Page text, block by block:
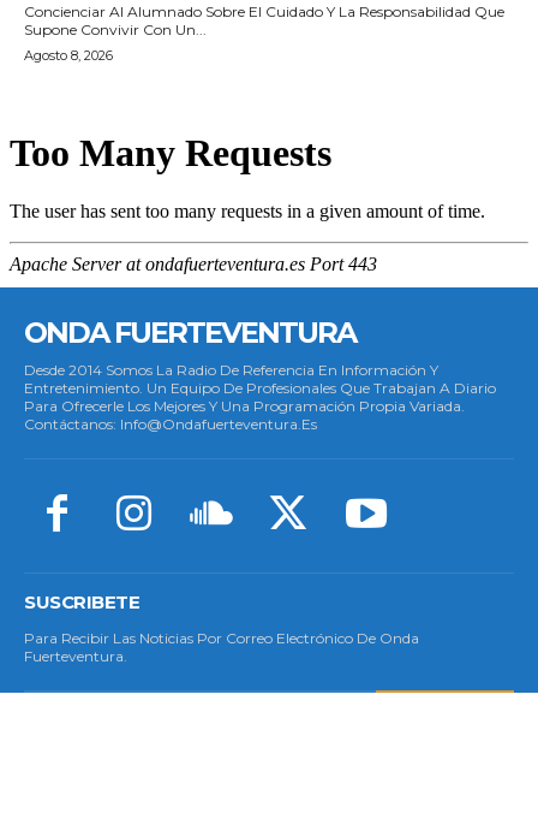
Concienciar Al Alumnado Sobre El Cuidado Y La Responsabilidad Que
Supone Convivir Con Un...
Agosto 8, 2026
ONDA FUERTEVENTURA
Desde 2014 Somos La Radio De Referencia En Información Y
Entretenimiento. Un Equipo De Profesionales Que Trabajan A Diario
Para Ofrecerle Los Mejores Y Una Programación Propia Variada.
Contáctanos: Info@ondafuerteventura.es
SUSCRIBETE
Para Recibir Las Noticias Por Correo Electrónico De Onda
Fuerteventura.